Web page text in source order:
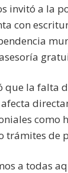
invitó a la
con
que la falta
como
trámites de
a todas